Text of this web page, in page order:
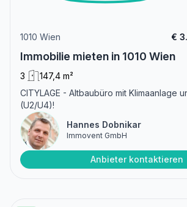
1010 Wien €
Immobilie mieten in 1010 Wien
3
147,4 m²
CITYLAGE - Altbaubüro mit Klimaanlage
(U2/U4)!
Hannes Dobnikar
Immovent GmbH
Anbieter kontaktieren